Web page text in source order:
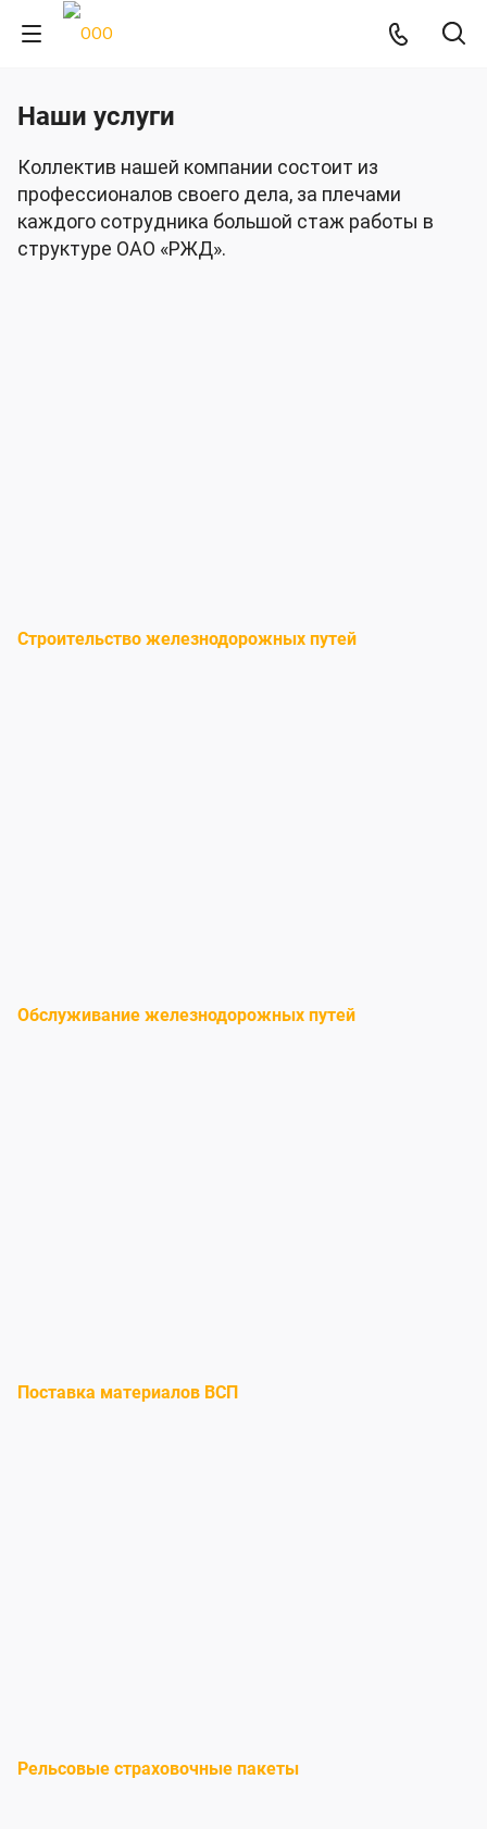
Наши услуги
Коллектив нашей компании состоит из
профессионалов своего дела, за плечами
каждого сотрудника большой стаж работы в
структуре ОАО «РЖД».
Строительство железнодорожных путей
Обслуживание железнодорожных путей
Поставка материалов ВСП
Рельсовые страховочные пакеты